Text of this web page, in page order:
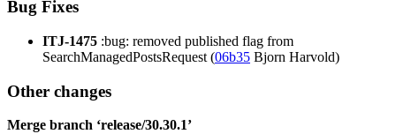
Bug Fixes
ITJ-1475 :bug: removed published flag from
SearchManagedPostsRequest (06b35 Bjorn Harvold)
Other changes
Merge branch ‘release/30.30.1’